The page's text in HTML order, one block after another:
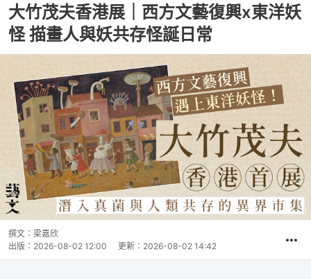
大竹茂夫香港展｜西方文藝復興x東洋妖
怪 描畫人與妖共存怪誕日常
撰文： 梁嘉欣
出版： 2026-08-02 12:00 更新： 2026-08-02 14:42